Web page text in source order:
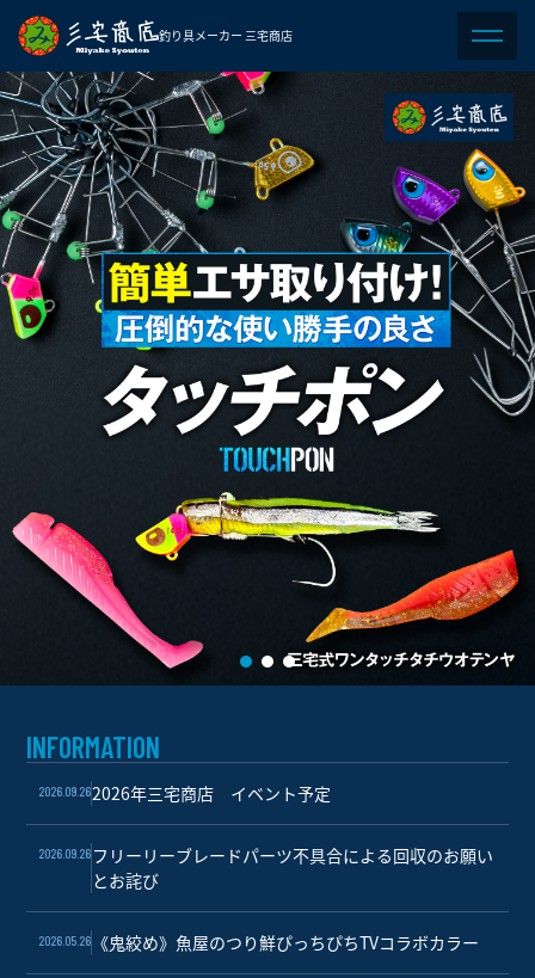
釣り具メーカー 三宅商店
INFORMATION
2026.09.262026年三宅商店 イベント予定
2026.09.26 フリーリーブレードパーツ不具合による回収のお願い
とお詫び
2026.05.26 《鬼絞め》魚屋のつり鮮ぴっちぴちTVコラボカラー